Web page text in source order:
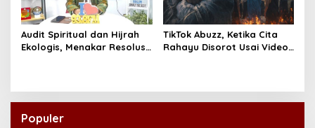
Audit Spiritual dan Hijrah
Ekologis, Menakar Resolusi
TikTok Abuzz, Ketika Cita
Rahayu Disorot Usai Video
Populer